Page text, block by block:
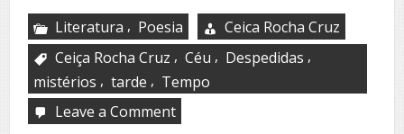
Literatura , Poesia
Ceica Rocha Cruz
Ceiça Rocha Cruz , Céu , Despedidas ,
mistérios , tarde , Tempo
Leave a Commenton